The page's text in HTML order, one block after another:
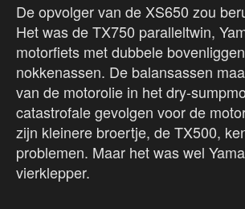
De opvolger van de XS650 zou
Het was de TX750 paralleltwin,
motorfiets met dubbele
nokkenassen. De balansassen
van de motorolie in het dry-
catastrofale gevolgen voor de
zijn kleinere broertje, de TX500,
problemen. Maar het was wel
vierklepper.